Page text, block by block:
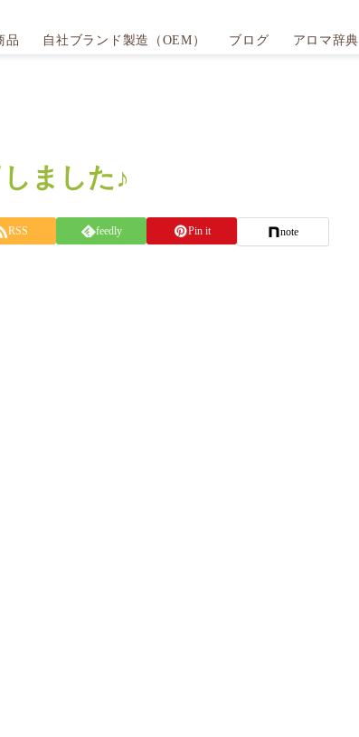
品 自社ブランド製造（OEM） ブログ アロマ辞典
ました♪
RSS feedly Pin it note